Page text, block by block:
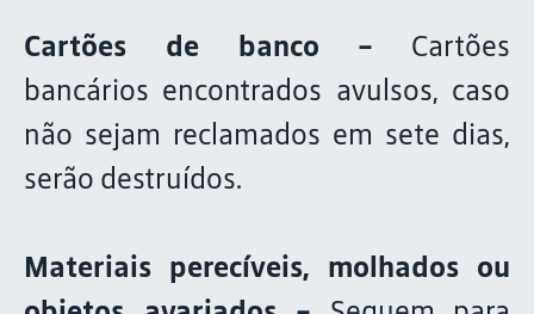
Cartões de banco - Cartões
bancários encontrados avulsos, caso
não sejam reclamados em sete dias,
serão destruídos.
Materiais perecíveis, molhados ou